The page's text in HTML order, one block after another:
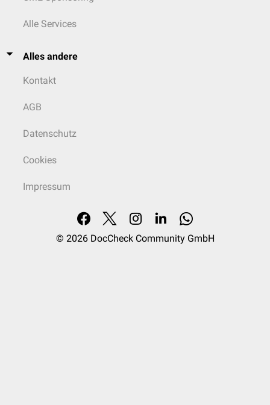
Alle Services
Alles andere
Kontakt
AGB
Datenschutz
Cookies
Impressum
© 2026 DocCheck Community GmbH